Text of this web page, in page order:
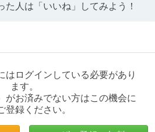
た人は「いいね」してみよう！
はログインしている必要があり
ます。
がお済みでない方はこの機会に
登録ください。